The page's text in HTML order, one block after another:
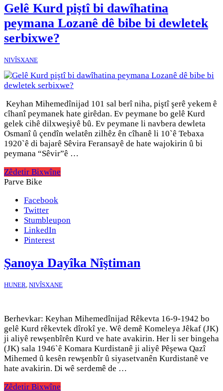
Gelê Kurd piştî bi dawîhatina
peymana Lozanê dê bibe bi dewletek
serbixwe?
NIVÎSXANE
Keyhan Mihemedînijad 101 sal berî niha, piştî şerê yekem ê
cîhanî peymanek hate girêdan. Ev peymane bo gelê Kurd
gelek cihê dilxweşiyê bû. Ev peymane li navbera dewleta
Osmanî û çendîn welatên zilhêz ên cîhanê li 10`ê Tebaxa
1920`ê di bajarê Sêvira Feransayê de hate wajokirin û bi
peymana “Sêvir”ê …
Zêdetir Bixwîne
Parve Bike
Facebook
Twitter
Stumbleupon
LinkedIn
Pinterest
Şanoya Dayîka Nîştiman
HUNER, NIVÎSXANE
Berhevkar: Keyhan Mihemedînijad Rêkevta 16-9-1942 bo
gelê Kurd rêkevtek dîrokî ye. Wê demê Komeleya Jêkaf (JK)
ji aliyê rewşenbîrên Kurd ve hate avakirin. Her li ser bingeha
(JK) sala 1946`ê Komara Kurdistanê ji aliyê Pêşewa Qazî
Mihemed û kesên rewşenbîr û siyasetvanên Kurdistanê ve
hate avakirin. Di wê serdemê de …
Zêdetir Bixwîne